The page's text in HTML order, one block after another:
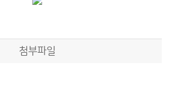
첨부파일